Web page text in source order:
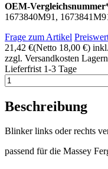
OEM-
1673840M91,
Frage zum Artikel
21,42 €(Netto 18,00 €)
zzgl. Versandkosten
Lieferfrist 1-3 Tage
Beschreibung
Blinker links oder rechts
passend für die Massey